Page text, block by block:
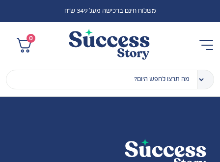
משלוח חינם ברכישה מעל 349 ש"ח
0